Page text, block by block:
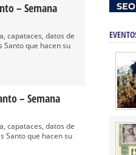
– Semana
capataces, datos de
Santo que hacen su
– Semana
capataces, datos de
Santo que hacen su